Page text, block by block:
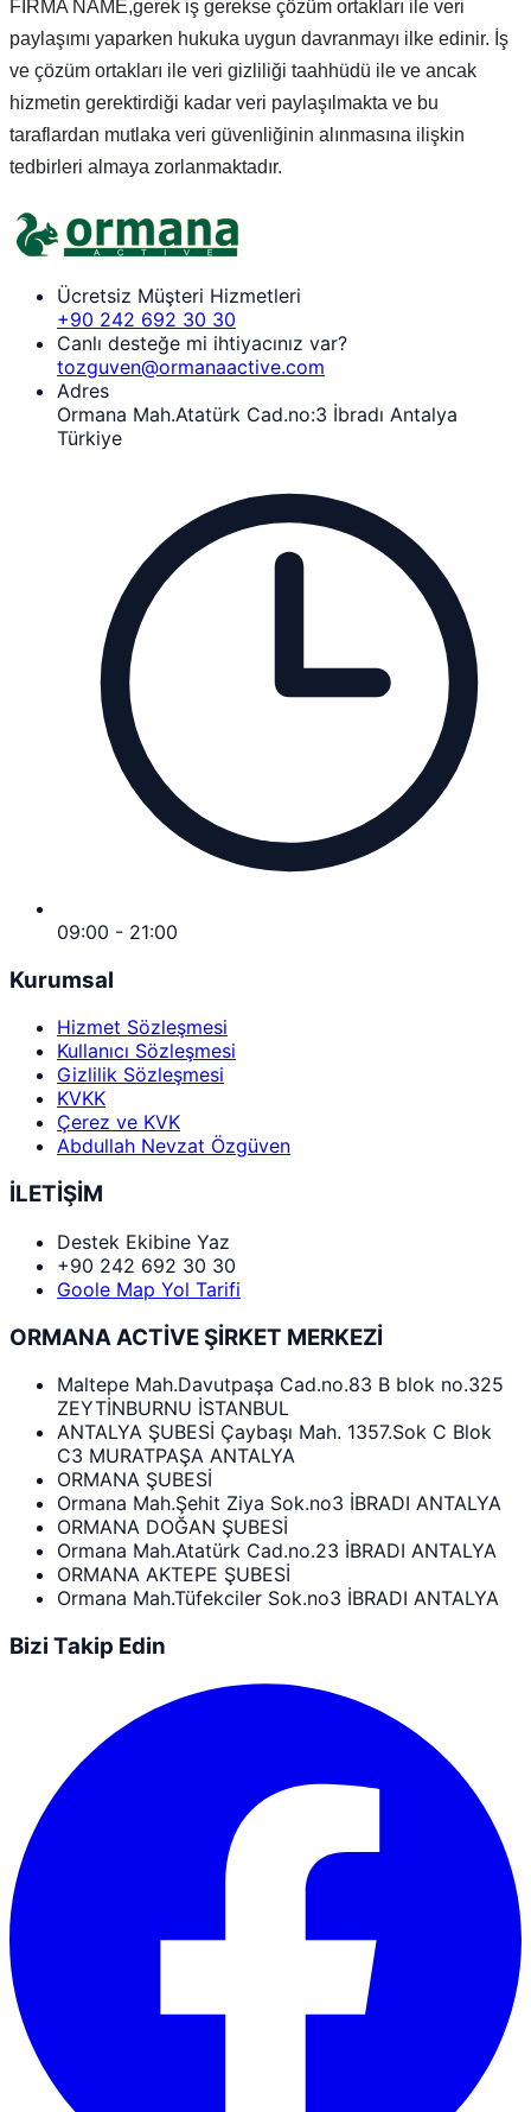
FIRMA NAME,gerek iş gerekse çözüm ortakları ile veri
paylaşımı yaparken hukuka uygun davranmayı ilke edinir. İş
ve çözüm ortakları ile veri gizliliği taahhüdü ile ve ancak
hizmetin gerektirdiği kadar veri paylaşılmakta ve bu
taraflardan mutlaka veri güvenliğinin alınmasına ilişkin
tedbirleri almaya zorlanmaktadır.
Ücretsiz Müşteri Hizmetleri
+90 242 692 30 30
Canlı desteğe mi ihtiyacınız var?
tozguven@ormanaactive.com
Adres
Ormana Mah.Atatürk Cad.no:3 İbradı Antalya
Türkiye
09:00 - 21:00
Kurumsal
Hizmet Sözleşmesi
Kullanıcı Sözleşmesi
Gizlilik Sözleşmesi
KVKK
Çerez ve KVK
Abdullah Nevzat Özgüven
İLETİŞİM
Destek Ekibine Yaz
+90 242 692 30 30
Goole Map Yol Tarifi
ORMANA ACTİVE ŞİRKET MERKEZİ
Maltepe Mah.Davutpaşa Cad.no.83 B blok no.325
ZEYTİNBURNU İSTANBUL
ANTALYA ŞUBESİ Çaybaşı Mah. 1357.Sok C Blok
C3 MURATPAŞA ANTALYA
ORMANA ŞUBESİ
Ormana Mah.Şehit Ziya Sok.no3 İBRADI ANTALYA
ORMANA DOĞAN ŞUBESİ
Ormana Mah.Atatürk Cad.no.23 İBRADI ANTALYA
ORMANA AKTEPE ŞUBESİ
Ormana Mah.Tüfekciler Sok.no3 İBRADI ANTALYA
Bizi Takip Edin